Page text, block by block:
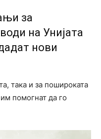
за
на Унијата
нови
така и за пошироката
помогнат да го